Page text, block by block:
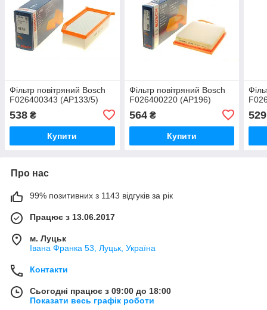
Фільтр повітряний Bosch
F026400343 (AP133/5)
538 ₴
Купити
Фільтр повітряний Bosch
F026400220 (AP196)
564₴
Купити
529
Про нас
99% позитивних з 1143 відгуків за рік
Працює з 13.06.2017
м. Луцьк
Івана Франка 53, Луцьк, Україна
Контакти
Сьогодні працює з 09:00 до 18:00
Показати весь графік роботи